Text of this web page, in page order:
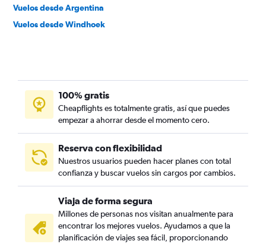
Vuelos desde Argentina
Vuelos desde Windhoek
100% gratis
Cheapflights es totalmente gratis, así que puedes
empezar a ahorrar desde el momento cero.
Reserva con flexibilidad
Nuestros usuarios pueden hacer planes con total
confianza y buscar vuelos sin cargos por cambios.
Viaja de forma segura
Millones de personas nos visitan anualmente para
encontrar los mejores vuelos. Ayudamos a que la
planificación de viajes sea fácil, proporcionando